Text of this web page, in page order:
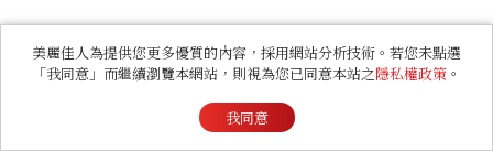
美麗佳人為提供您更多優質的內容，採用網站分析技術。若您未點選
「我同意」而繼續瀏覽本網站，則視為您已同意本站之隱私權政策 。
我同意